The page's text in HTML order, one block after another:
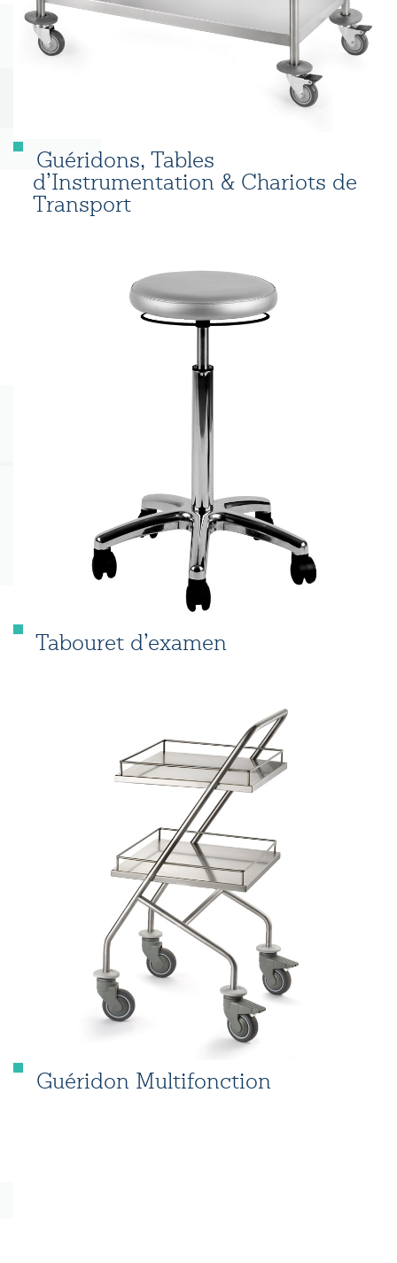
Guéridons, Tables
d’Instrumentation & Chariots de
Transport
Tabouret d’examen
Guéridon Multifonction